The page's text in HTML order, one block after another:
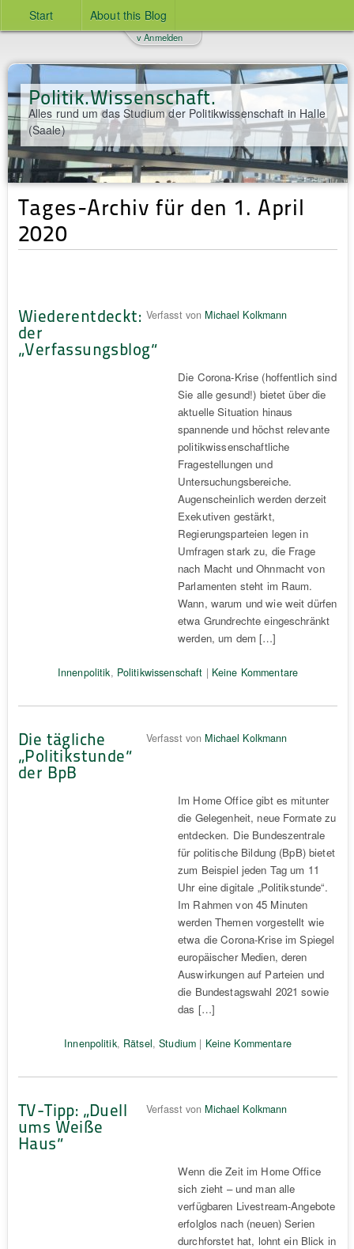
Start About this Blog
Politik.Wissenschaft.
Alles rund um das Studium der Politikwissenschaft in Halle
(Saale)
v Anmelden
Tages-Archiv für den 1. April
2020
Wiederentdeckt:
der
„Verfassungsblog“
Verfasst von Michael Kolkmann
Die Corona-Krise (hoffentlich sind
Sie alle gesund!) bietet über die
aktuelle Situation hinaus
spannende und höchst relevante
politikwissenschaftliche
Fragestellungen und
Untersuchungsbereiche.
Augenscheinlich werden derzeit
Exekutiven gestärkt,
Regierungsparteien legen in
Umfragen stark zu, die Frage
nach Macht und Ohnmacht von
Parlamenten steht im Raum.
Wann, warum und wie weit dürfen
etwa Grundrechte eingeschränkt
werden, um dem […]
Innenpolitik, Politikwissenschaft | Keine Kommentare
Die tägliche
„Politikstunde“
der BpB
Verfasst von Michael Kolkmann
Im Home Office gibt es mitunter
die Gelegenheit, neue Formate zu
entdecken. Die Bundeszentrale
für politische Bildung (BpB) bietet
zum Beispiel jeden Tag um 11
Uhr eine digitale „Politikstunde“.
Im Rahmen von 45 Minuten
werden Themen vorgestellt wie
etwa die Corona-Krise im Spiegel
europäischer Medien, deren
Auswirkungen auf Parteien und
die Bundestagswahl 2021 sowie
das […]
Innenpolitik, Rätsel,Studium | Keine Kommentare
TV-Tipp: „Duell
ums Weiße
Haus“
Verfasst von Michael Kolkmann
Wenn die Zeit im Home Office
sich zieht – und man alle
verfügbaren Livestream-Angebote
erfolglos nach (neuen) Serien
durchforstet hat, lohnt ein Blick in